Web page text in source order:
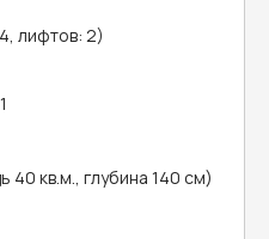
лифтов: 2)
40 кв.м., глубина 140 см)